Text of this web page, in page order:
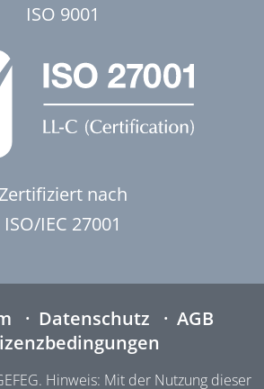
ISO 9001
nach
ISO/IEC 27001
Datenschutz
AGB
Hinweis: Mit der Nutzung dieser